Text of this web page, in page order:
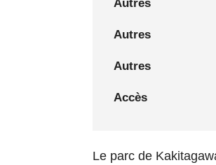
Autres
Autres
Autres
Accès
Le parc de